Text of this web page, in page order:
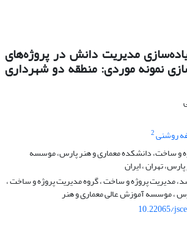
مدیریت دانش در پروژه‌های
نمونه موردی: منطقه دو شهرداری
روشنی2
و ساخت، دانشکده معماری و هنر پارس، موسسه
تهران ، ایران
مدیریت پروژه و ساخت ، گروه مدیریت پروژه و ساخت ،
، موسسه آموزش عالی معماری و هنر
10.22065/